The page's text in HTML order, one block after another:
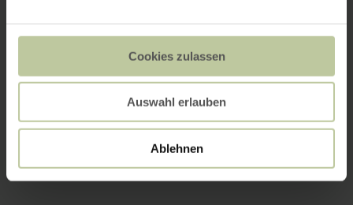
Cookies zulassen
Auswahl erlauben
Ablehnen